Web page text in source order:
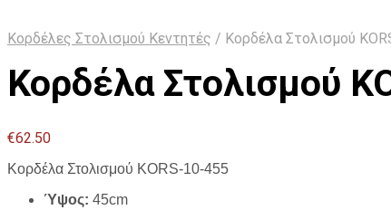
Κορδέλες Στολισμού Κεντητές / Κορδέλα Στολισμού
Κορδέλα Στολισμού
€62.50
Κορδέλα Στολισμού KORS-10-455
Ύψος: 45cm